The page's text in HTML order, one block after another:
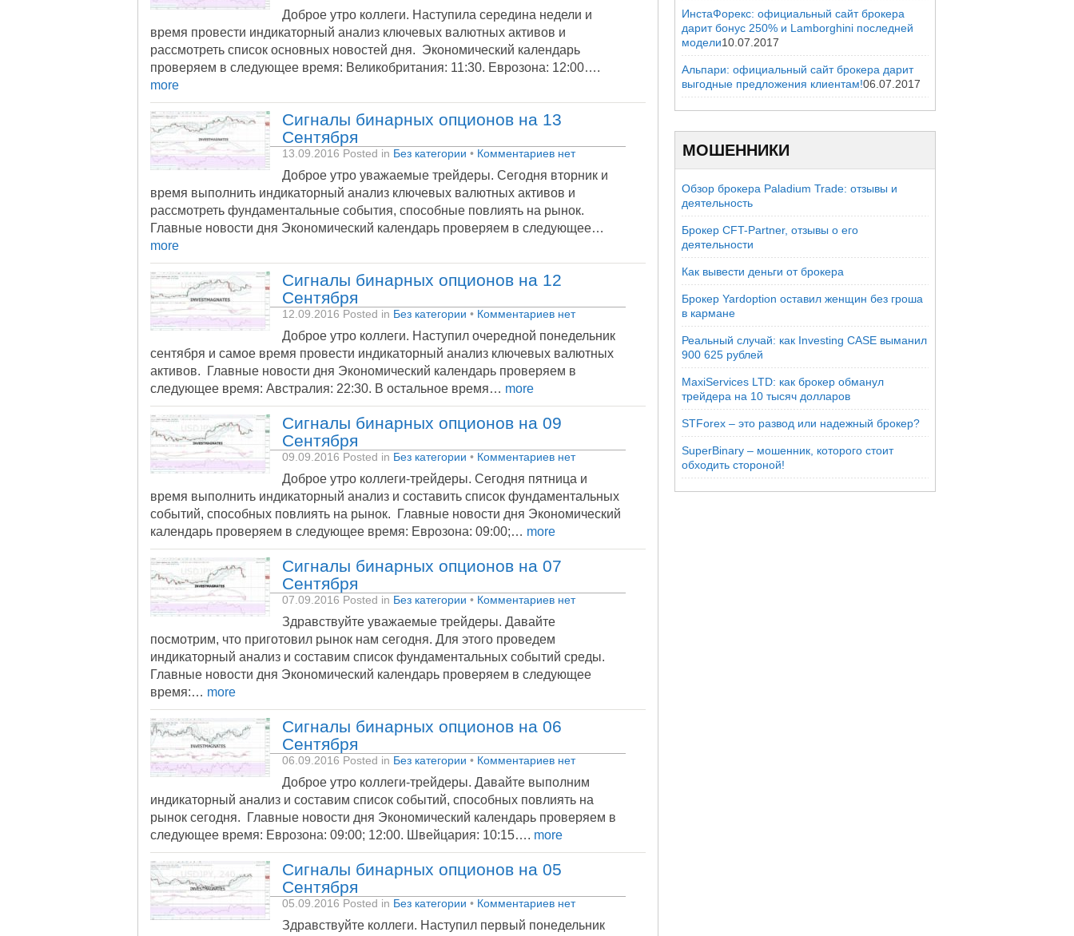
Доброе утро коллеги. Наступила середина недели и
время провести индикаторный анализ ключевых валютных активов и
рассмотреть список основных новостей дня. Экономический календарь
проверяем в следующее время: Великобритания: 11:30. Еврозона: 12:00….
more
Сигналы бинарных опционов на 13
Сентября
13.09.2016 Posted in Без категории • Комментариев нет
Доброе утро уважаемые трейдеры. Сегодня вторник и
время выполнить индикаторный анализ ключевых валютных активов и
рассмотреть фундаментальные события, способные повлиять на рынок.
Главные новости дня Экономический календарь проверяем в следующее…
more
Сигналы бинарных опционов на 12
Сентября
12.09.2016 Posted in Без категории • Комментариев нет
Доброе утро коллеги. Наступил очередной понедельник
сентября и самое время провести индикаторный анализ ключевых валютных
активов. Главные новости дня Экономический календарь проверяем в
следующее время: Австралия: 22:30. В остальное время… more
Сигналы бинарных опционов на 09
Сентября
09.09.2016 Posted in Без категории • Комментариев нет
Доброе утро коллеги-трейдеры. Сегодня пятница и
время выполнить индикаторный анализ и составить список фундаментальных
событий, способных повлиять на рынок. Главные новости дня Экономический
календарь проверяем в следующее время: Еврозона: 09:00;… more
Сигналы бинарных опционов на 07
Сентября
07.09.2016 Posted in Без категории • Комментариев нет
Здравствуйте уважаемые трейдеры. Давайте
посмотрим, что приготовил рынок нам сегодня. Для этого проведем
индикаторный анализ и составим список фундаментальных событий среды.
Главные новости дня Экономический календарь проверяем в следующее
время:… more
Сигналы бинарных опционов на 06
Сентября
06.09.2016 Posted in Без категории • Комментариев нет
Доброе утро коллеги-трейдеры. Давайте выполним
индикаторный анализ и составим список событий, способных повлиять на
рынок сегодня. Главные новости дня Экономический календарь проверяем в
следующее время: Еврозона: 09:00; 12:00. Швейцария: 10:15…. more
Сигналы бинарных опционов на 05
Сентября
05.09.2016 Posted in Без категории • Комментариев нет
Здравствуйте коллеги. Наступил первый понедельник
ИнстаФорекс: официальный сайт брокера
дарит бонус 250% и Lamborghini последней
модели10.07.2017
Альпари: официальный сайт брокера дарит
выгодные предложения клиентам!06.07.2017
МОШЕННИКИ
Обзор брокера Paladium Trade: отзывы и
деятельность
Брокер CFT-Partner, отзывы о его
деятельности
Как вывести деньги от брокера
Брокер Yardoption оставил женщин без гроша
в кармане
Реальный случай: как Investing CASE выманил
900 625 рублей
MaxiServices LTD: как брокер обманул
трейдера на 10 тысяч долларов
STForex – это развод или надежный брокер?
SuperBinary – мошенник, которого стоит
обходить стороной!